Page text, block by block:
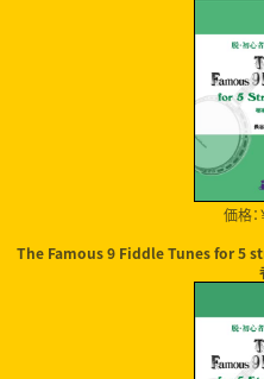
価格
The Famous 9 Fiddle Tunes for 5